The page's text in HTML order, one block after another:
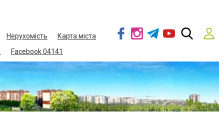
Нерухомість
Карта міста
Facebook 04141